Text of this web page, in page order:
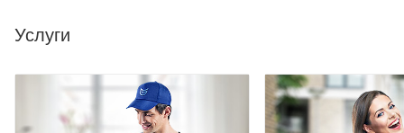
клеевая основа для покрытия – клей PUR Немецкой
высокими свойствами водостойкости и термостойкости,
что позволяет ставить эти двери в помещения санузла;
Услуги